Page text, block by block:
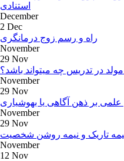
استنادی
December
2 Dec
راه و رسم زوج درمانگری
November
29 Nov
در تدریس چه میتواند باشد؟
November
29 Nov
بر ذهن آگاهی یا بهوشیاری
November
29 Nov
تاریک و نیمه روشن شخصیت
November
12 Nov